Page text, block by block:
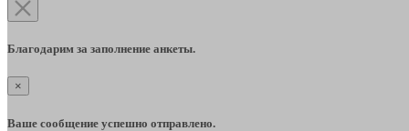
Благодарим за заполнение анкеты.
×
Ваше сообщение успешно отправлено.